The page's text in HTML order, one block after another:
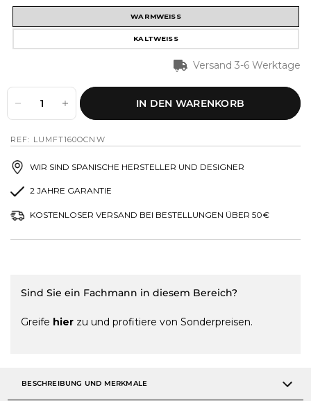
WARMWEISS
KALTWEISS
Versand 3-6 Werktage
IN DEN WARENKORB
REF: LUMFT160OCNW
WIR SIND SPANISCHE HERSTELLER UND DESIGNER
2 JAHRE GARANTIE
KOSTENLOSER VERSAND BEI BESTELLUNGEN ÜBER 50€
Sind Sie ein Fachmann in diesem Bereich?
Greife hier zu und profitiere von Sonderpreisen.
BESCHREIBUNG UND MERKMALE